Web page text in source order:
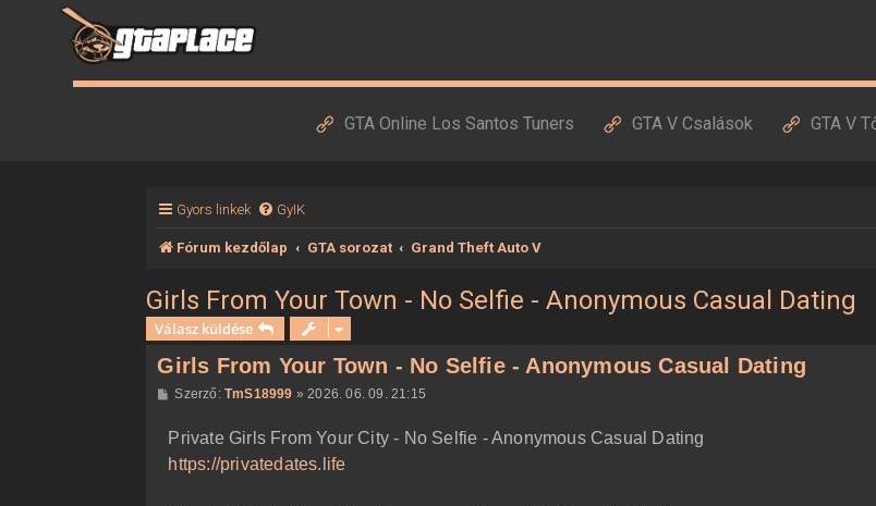
GTA Online Los Santos Tuners GTA V Csalások GTA V
Gyors linkek GyIK
Fórum kezdőlap GTA sorozat Grand Theft Auto V
Girls From Your Town - No Selfie - Anonymous Casual Dating
Válasz küldése
Girls From Your Town - No Selfie - Anonymous Casual Dating
H
z
á
s
Szerző:TmS18999 »2026. 06. 09. 21:15
Private Girls From Your City - No Selfie - Anonymous Casual Dating
https://privatedates.life